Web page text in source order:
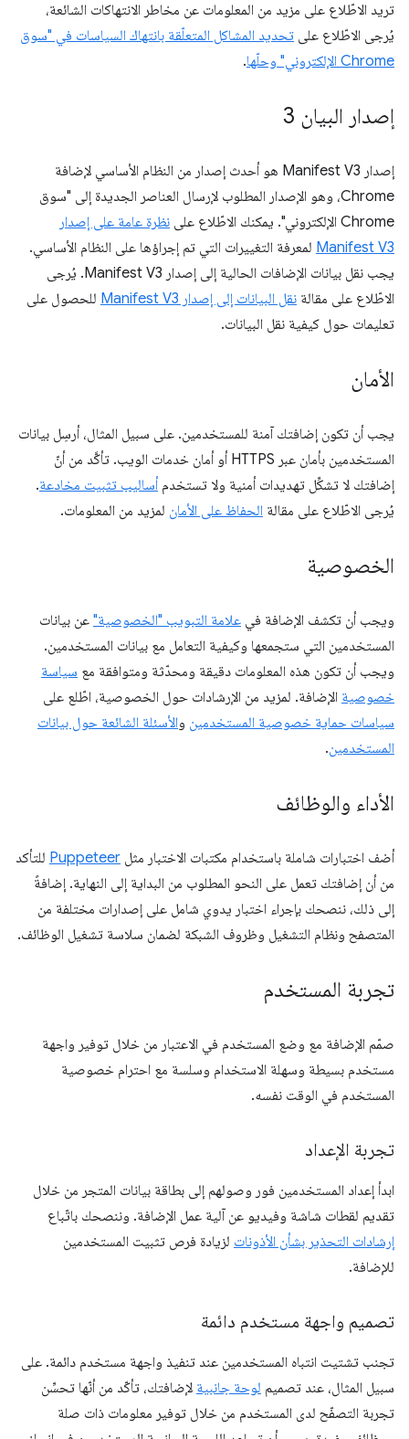
تريد الاطّلاع على مزيد من المعلومات عن مخاطر الانتهاكات الشائعة،
يُرجى الاطّلاع على تحديد المشاكل المتعلّقة بانتهاك السياسات في "سوق
Chrome الإلكتروني" وحلّها
.
إصدار البيان 3
إصدار Manifest V3 هو أحدث إصدار من النظام الأساسي لإضافة
Chrome، وهو الإصدار المطلوب لإرسال العناصر الجديدة إلى "سوق
Chrome الإلكتروني". يمكنك الاطّلاع على
نظرة عامة على إصدار
Manifest V3 لمعرفة التغييرات التي تم إجراؤها على النظام الأساسي.
يجب نقل بيانات الإضافات الحالية إلى إصدار Manifest V3. يُرجى
الاطّلاع على مقالة نقل البيانات إلى إصدار Manifest V3
للحصول على
تعليمات حول كيفية نقل البيانات.
الأمان
يجب أن تكون إضافتك آمنة للمستخدمين. على سبيل المثال، أرسِل بيانات
المستخدمين بأمان عبر HTTPS أو أمان خدمات الويب. تأكَّد من أنّ
إضافتك لا تشكِّل تهديدات أمنية ولا تستخدم أساليب تثبيت مخادعة.
يُرجى الاطّلاع على مقالة الحفاظ على الأمان لمزيد من المعلومات.
الخصوصية
ويجب أن تكشف الإضافة في علامة التبويب "الخصوصية" عن بيانات
المستخدمين التي ستجمعها وكيفية التعامل مع بيانات المستخدمين.
ويجب أن تكون هذه المعلومات دقيقة ومحدّثة ومتوافقة مع سياسة
خصوصية الإضافة. لمزيد من الإرشادات حول الخصوصية، اطّلع على
سياسات حماية خصوصية المستخدمين والأسئلة الشائعة حول بيانات
المستخدمين.
الأداء والوظائف
أضف اختبارات شاملة باستخدام مكتبات الاختبار مثل Puppeteer للتأكد
من أن إضافتك تعمل على النحو المطلوب من البداية إلى النهاية. إضافةً
إلى ذلك، ننصحك بإجراء اختبار يدوي شامل على إصدارات مختلفة من
المتصفح ونظام التشغيل وظروف الشبكة لضمان سلاسة تشغيل الوظائف.
تجربة المستخدم
صمّم الإضافة مع وضع المستخدم في الاعتبار من خلال توفير واجهة
مستخدم بسيطة وسهلة الاستخدام وسلسة مع احترام خصوصية
المستخدم في الوقت نفسه.
تجربة الإعداد
ابدأ إعداد المستخدمين فور وصولهم إلى بطاقة بيانات المتجر من خلال
تقديم لقطات شاشة وفيديو عن آلية عمل الإضافة. وننصحك باتّباع
إرشادات التحذير بشأن الأذونات لزيادة فرص تثبيت المستخدمين
للإضافة.
تصميم واجهة مستخدم دائمة
تجنب تشتيت انتباه المستخدمين عند تنفيذ واجهة مستخدم دائمة. على
سبيل المثال، عند تصميم لوحة جانبية لإضافتك، تأكّد من أنّها تحسِّن
تجربة التصفّح لدى المستخدم من خلال توفير معلومات ذات صلة